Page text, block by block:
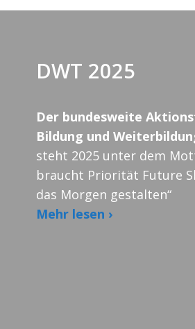
DWT 2025
Der bundesweite
Bildung und
steht 2025 unter dem
braucht Priorität Future
das Morgen gestalten“
Mehr lesen ›